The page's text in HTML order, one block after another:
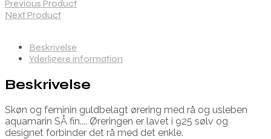
Previous Product
Next Product
Beskrivelse
Yderligere information
Beskrivelse
Skøn og feminin guldbelagt ørering med rå og usleben
aquamarin SÅ fin.... Øreringen er lavet i 925 sølv og
designet forbinder det rå med det enkle.